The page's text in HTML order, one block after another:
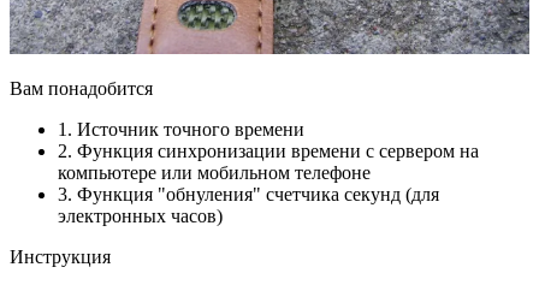
Вам понадобится
1. Источник точного времени
2. Функция синхронизации времени с сервером на
компьютере или мобильном телефоне
3. Функция "обнуления" счетчика секунд (для
электронных часов)
Инструкция